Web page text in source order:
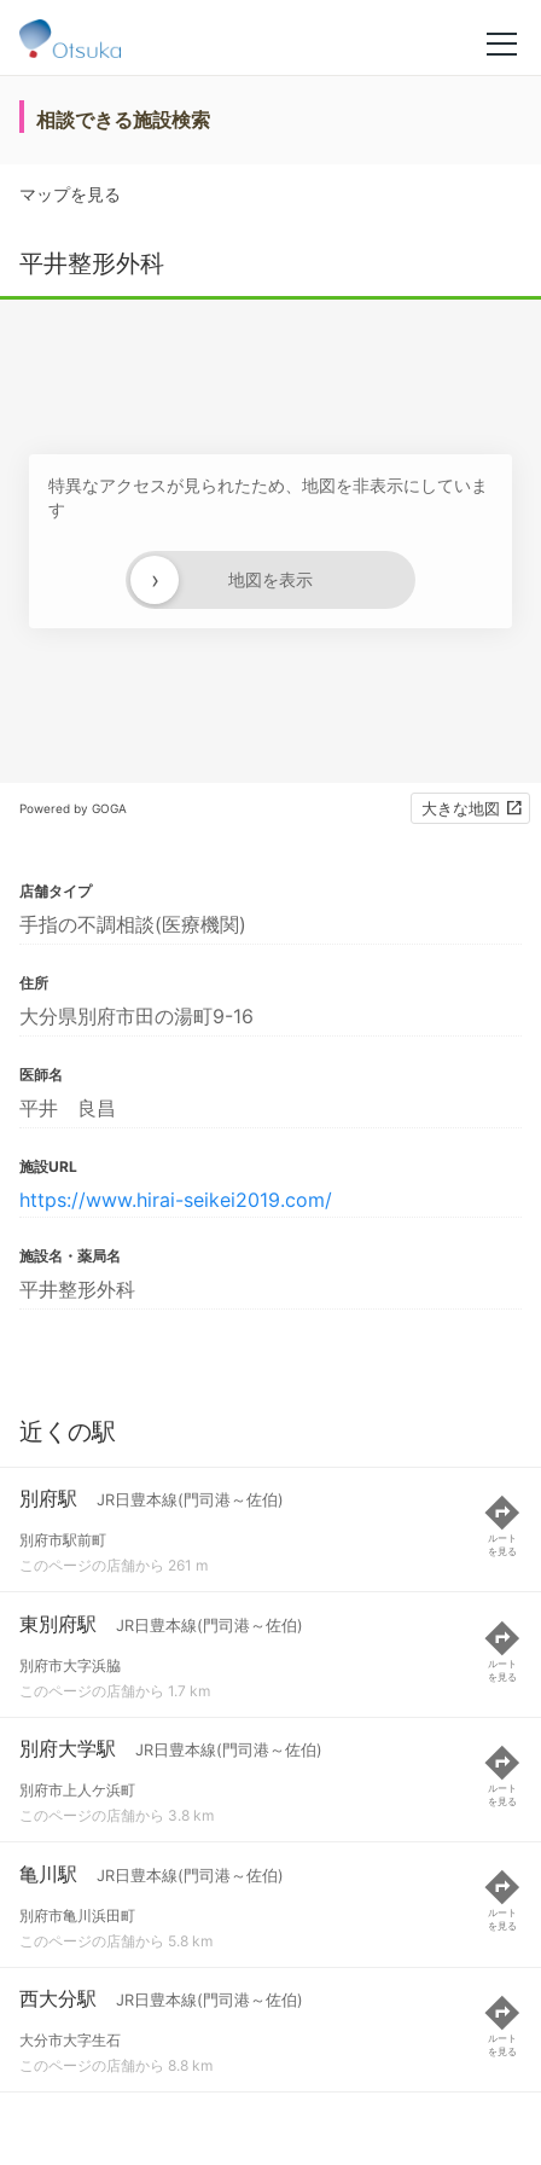
相談できる施設検索
マップを見る
平井整形外科
特異なアクセスが見られたため、地図を非表示にしていま
す
地図を表示
›
Powered by GOGA 大きな地図
店舗タイプ
手指の不調相談(医療機関)
住所
大分県別府市田の湯町9-16
医師名
平井 良昌
施設URL
https://www.hirai-seikei2019.com/
施設名・薬局名
平井整形外科
近くの駅
別府駅 JR日豊本線(門司港～佐伯)
別府市駅前町
このページの店舗から 261 m
ルート
を見る
東別府駅 JR日豊本線(門司港～佐伯)
別府市大字浜脇
このページの店舗から 1.7 km
ルート
を見る
別府大学駅 JR日豊本線(門司港～佐伯)
別府市上人ケ浜町
このページの店舗から 3.8 km
ルート
を見る
亀川駅 JR日豊本線(門司港～佐伯)
別府市亀川浜田町
このページの店舗から 5.8 km
ルート
を見る
西大分駅 JR日豊本線(門司港～佐伯)
大分市大字生石
このページの店舗から 8.8 km
ルート
を見る